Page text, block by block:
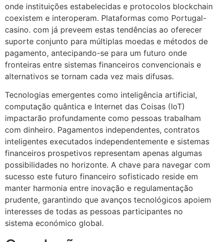
onde instituições estabelecidas e protocolos blockchain
coexistem e interoperam. Plataformas como Portugal-
casino. com já preveem estas tendências ao oferecer
suporte conjunto para múltiplas moedas e métodos de
pagamento, antecipando-se para um futuro onde
fronteiras entre sistemas financeiros convencionais e
alternativos se tornam cada vez mais difusas.
Tecnologias emergentes como inteligência artificial,
computação quântica e Internet das Coisas (IoT)
impactarão profundamente como pessoas trabalham
com dinheiro. Pagamentos independentes, contratos
inteligentes executados independentemente e sistemas
financeiros prospetivos representam apenas algumas
possibilidades no horizonte. A chave para navegar com
sucesso este futuro financeiro sofisticado reside em
manter harmonia entre inovação e regulamentação
prudente, garantindo que avanços tecnológicos apoiem
interesses de todas as pessoas participantes no
sistema económico global.